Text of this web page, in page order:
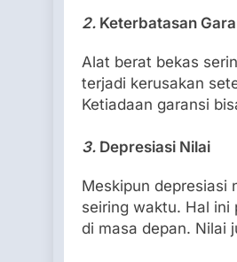
2. Keterbatasan
Alat berat bekas
terjadi kerusakan
Ketiadaan garansi
3. Depresiasi Nilai
Meskipun depresiasi
seiring waktu. Hal ini
di masa depan. Nilai